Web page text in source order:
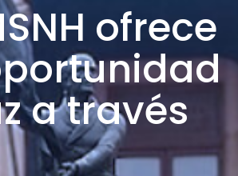
ofrece
a través